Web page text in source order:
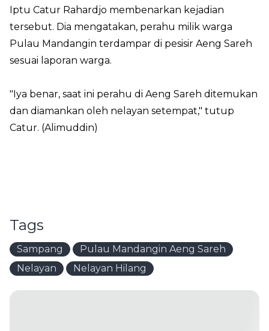
Iptu Catur Rahardjo membenarkan kejadian
tersebut. Dia mengatakan, perahu milik warga
Pulau Mandangin terdampar di pesisir Aeng Sareh
sesuai laporan warga.
"Iya benar, saat ini perahu di Aeng Sareh ditemukan
dan diamankan oleh nelayan setempat," tutup
Catur. (Alimuddin)
Tags
Sampang
Pulau Mandangin Aeng Sareh
Nelayan
Nelayan Hilang